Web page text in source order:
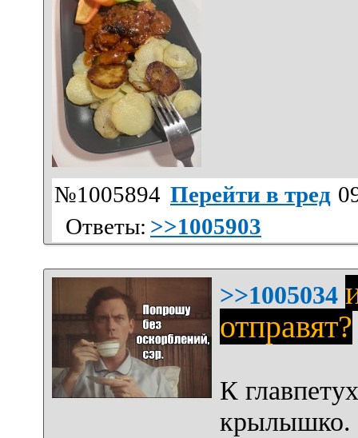
№1005894 Перейти в тред
Ответы: >>1005903
>>1005034
отправят?
К
крылышко.